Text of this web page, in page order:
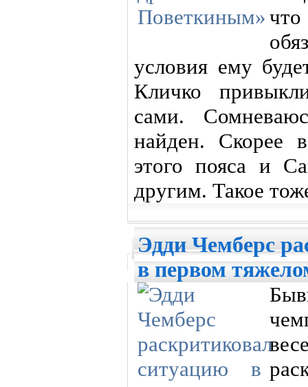
условия ему
Кличко
сами.
найден. Скорее
этого пояса и
другим. Такое
Эдди Чемберс
в первом